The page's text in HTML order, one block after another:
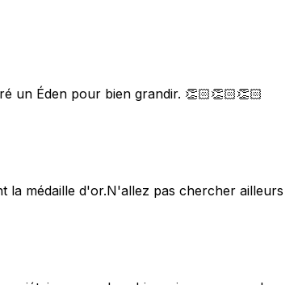
un Éden pour bien grandir. 👏🏻👏🏻👏🏻
la médaille d'or.N'allez pas chercher ailleurs